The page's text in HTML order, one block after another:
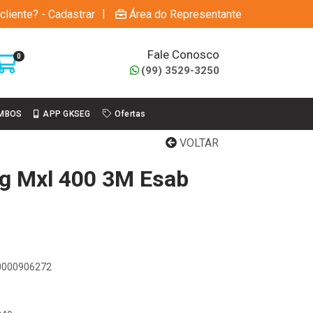
- Cadastrar | Área do Representante
0 Fale Conosco
(99) 3529-3250
APP GKSEG Ofertas
VOLTAR
Mxl 400 3M Esab